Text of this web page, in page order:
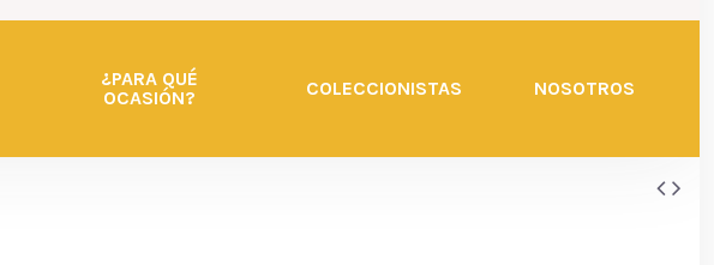
¿PARA QUÉ
OCASIÓN?
COLECCIONISTAS NOSOTROS